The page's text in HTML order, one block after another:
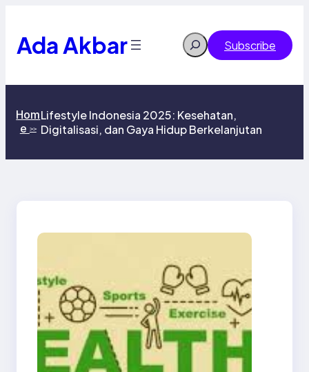
content
Ada Akbar Search Subscribe
Hom
e >>
Lifestyle Indonesia 2025: Kesehatan,
Digitalisasi, dan Gaya Hidup Berkelanjutan